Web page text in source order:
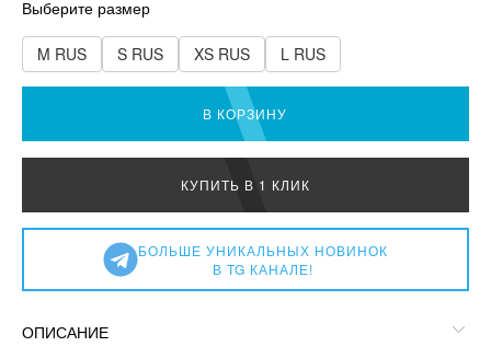
Выберите размер
M RUS S RUS XS RUS L RUS
В КОРЗИНУ
КУПИТЬ В 1 КЛИК
БОЛЬШЕ УНИКАЛЬНЫХ НОВИНОК
В TG КАНАЛЕ!
ОПИСАНИЕ